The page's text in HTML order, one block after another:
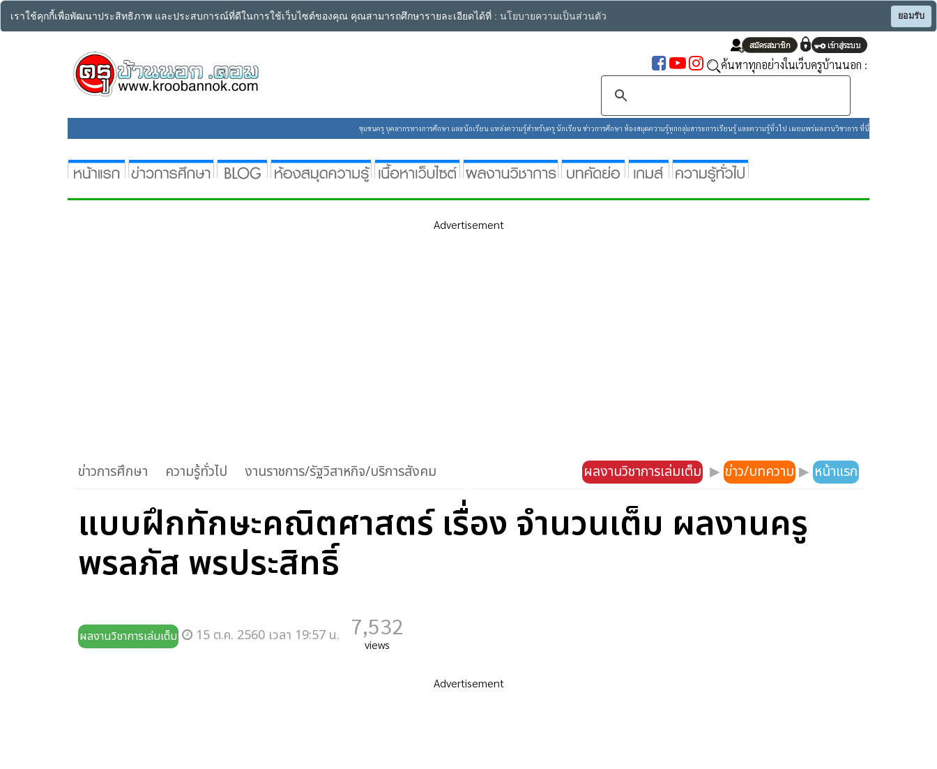
เราใช้คุกกี้เพื่อพัฒนาประสิทธิภาพ และประสบการณ์ที่ดีในการใช้เว็บไซต์ของคุณ คุณสามารถศึกษารายละเอียดได้ที่ : นโยบายความเป็นส่วนตัว ยอมรับ
ค้นหาทุกอย่างในเว็บครูบ้านนอก :
ชุมชนครู บุคลากรทางการศึกษา และนักเรียน แหล่งความรู้สำหรับครู นักเรียน ข่าวการศึกษา ห้องสมุดความรู้ทุกกลุ่มสาระการเรียนรู้ และความรู้ทั่วไป เผยแพร่ผลงานวิชาการ ที่นี่
Advertisement
ข่าวการศึกษา ความรู้ทั่วไป งานราชการ/รัฐวิสาหกิจ/บริการสังคม ผลงานวิชาการเล่มเต็ม ▶ ข่าว/บทความ ▶ หน้าแรก
แบบฝึกทักษะคณิตศาสตร์ เรื่อง จำนวนเต็ม ผลงานครู
พรลภัส พรประสิทธิ์
ผลงานวิชาการเล่มเต็ม 15 ต.ค. 2560 เวลา 19:57 น. 7,532
views
Advertisement